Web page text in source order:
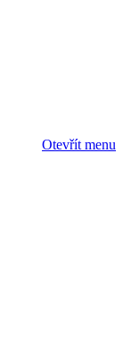
Otevřít menu